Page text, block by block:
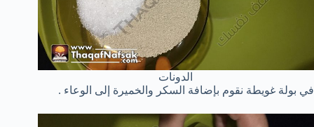
الدونات
في بولة غويطة نقوم بإضافة السكر والخميرة إلى الوعاء .